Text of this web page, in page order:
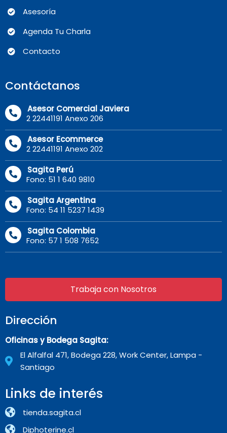
Asesoría
Agenda Tu Charla
Contacto
Contáctanos
Asesor Comercial Javiera
2 22441191 Anexo 206
Asesor Ecommerce
2 22441191 Anexo 202
Sagita Perú
Fono: 51 1 640 9810
Sagita Argentina
Fono: 54 11 5237 1439
Sagita Colombia
Fono: 57 1 508 7652
Trabaja con Nosotros
Dirección
Oficinas y Bodega Sagita:
El Alfalfal 471, Bodega 228, Work Center, Lampa -
Santiago
Links de interés
tienda.sagita.cl
Diphoterine.cl